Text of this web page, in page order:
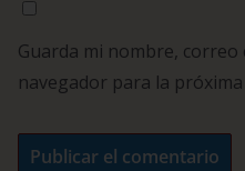
Guarda mi nombre,
navegador para la